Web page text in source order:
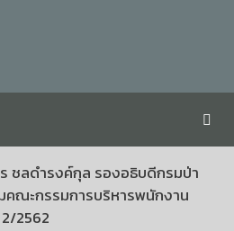
ชลดำรงค์กุล รองอธิบดีกรมป่า
คณะกรรมการบริหารพนักงาน
2562